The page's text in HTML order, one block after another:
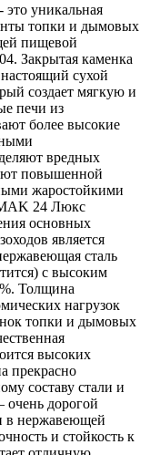
уникальная
топки и дымовых
пищевой
Закрытая каменка
сухой
создает мягкую и
печи из
более высокие
вредных
повышенной
жаростойкими
24 Люкс
основных
является
сталь
с высоким
Толщина
нагрузок
топки и дымовых
высоких
прекрасно
составу стали и
дорогой
в нержавеющей
и стойкость к